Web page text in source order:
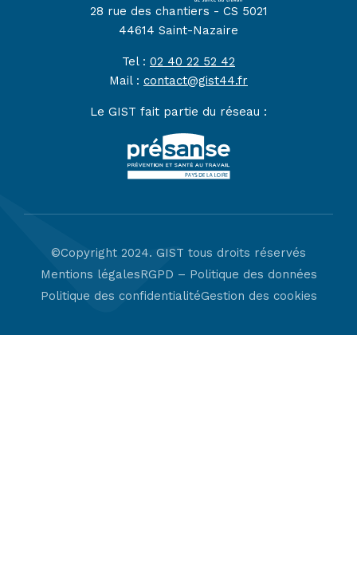
28 rue des chantiers - CS 5021
44614 Saint-Nazaire
Tel : 02 40 22 52 42
Mail : contact@gist44.fr
Le GIST fait partie du réseau :
©Copyright 2024. GIST tous droits réservés
Mentions légalesRGPD – Politique des données
Politique des confidentialitéGestion des cookies